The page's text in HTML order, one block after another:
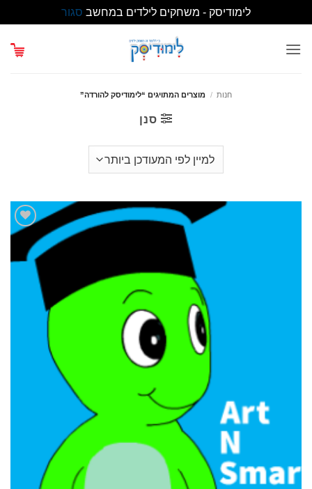
לימודיסק - משחקים לילדים במחשב סגור
חנות / מוצרים המתויגים “לימודיסק להורדה”
סנן
הוסף
לרשימת